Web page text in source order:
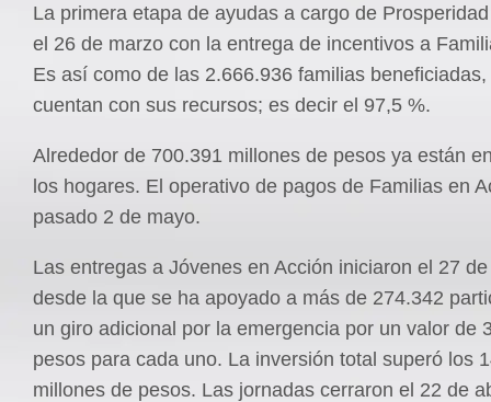
La primera etapa de ayudas a cargo de
el 26 de marzo con la entrega de incentivos a
Es así como de las 2.666.936 familias
cuentan con sus recursos; es decir el 97,5 %.
Alrededor de 700.391 millones de pesos ya están
los hogares. El operativo de pagos de Familias en
pasado 2 de mayo.
Las entregas a Jóvenes en Acción iniciaron el 27
desde la que se ha apoyado a más de 274.342
un giro adicional por la emergencia por un valor de
pesos para cada uno. La inversión total superó los
millones de pesos. Las jornadas cerraron el 22 de